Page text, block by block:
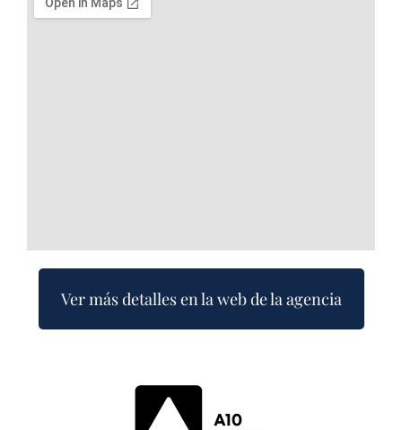
Ver más detalles en la web de la agencia